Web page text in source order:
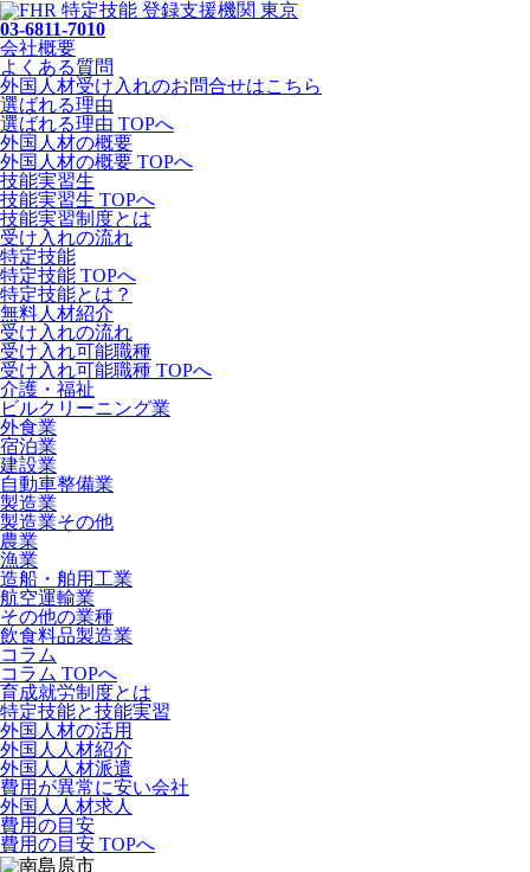
03-6811-7010
会社概要
よくある質問
外国人材受け入れのお問合せはこちら
選ばれる理由
選ばれる理由 TOPへ
外国人材の概要
外国人材の概要 TOPへ
技能実習生
技能実習生 TOPへ
技能実習制度とは
受け入れの流れ
特定技能
特定技能 TOPへ
特定技能とは？
無料人材紹介
受け入れの流れ
受け入れ可能職種
受け入れ可能職種 TOPへ
介護・福祉
ビルクリーニング業
外食業
宿泊業
建設業
自動車整備業
製造業
製造業その他
農業
漁業
造船・舶用工業
航空運輸業
その他の業種
飲食料品製造業
コラム
コラム TOPへ
育成就労制度とは
特定技能と技能実習
外国人材の活用
外国人人材紹介
外国人人材派遣
費用が異常に安い会社
外国人人材求人
費用の目安
費用の目安 TOPへ